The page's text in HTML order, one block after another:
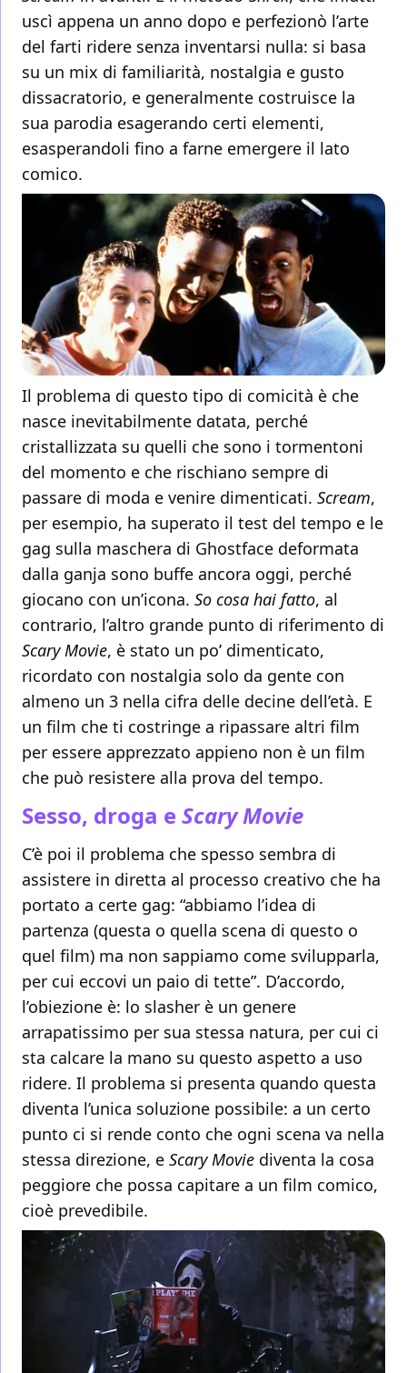
uscì appena un anno dopo e perfezionò l’arte
del farti ridere senza inventarsi nulla: si basa
su un mix di familiarità, nostalgia e gusto
dissacratorio, e generalmente costruisce la
sua parodia esagerando certi elementi,
esasperandoli fino a farne emergere il lato
comico.
Il problema di questo tipo di comicità è che
nasce inevitabilmente datata, perché
cristallizzata su quelli che sono i tormentoni
del momento e che rischiano sempre di
passare di moda e venire dimenticati. Scream,
per esempio, ha superato il test del tempo e le
gag sulla maschera di Ghostface deformata
dalla ganja sono buffe ancora oggi, perché
giocano con un’icona. So cosa hai fatto, al
contrario, l’altro grande punto di riferimento di
Scary Movie, è stato un po’ dimenticato,
ricordato con nostalgia solo da gente con
almeno un 3 nella cifra delle decine dell’età. E
un film che ti costringe a ripassare altri film
per essere apprezzato appieno non è un film
che può resistere alla prova del tempo.
Sesso, droga eScary Movie
C’è poi il problema che spesso sembra di
assistere in diretta al processo creativo che ha
portato a certe gag: “abbiamo l’idea di
partenza (questa o quella scena di questo o
quel film) ma non sappiamo come svilupparla,
per cui eccovi un paio di tette”. D’accordo,
l’obiezione è: lo slasher è un genere
arrapatissimo per sua stessa natura, per cui ci
sta calcare la mano su questo aspetto a uso
ridere. Il problema si presenta quando questa
diventa l’unica soluzione possibile: a un certo
punto ci si rende conto che ogni scena va nella
stessa direzione, e Scary Movie diventa la cosa
peggiore che possa capitare a un film comico,
cioè prevedibile.